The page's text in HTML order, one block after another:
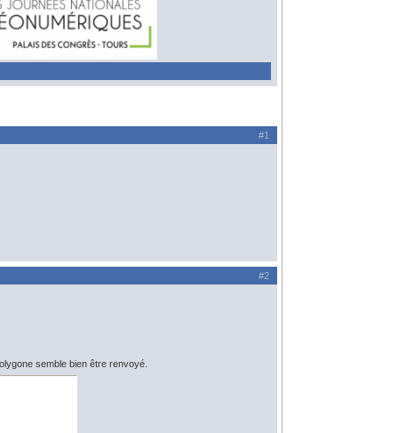
#1
#2
semble bien être renvoyé.